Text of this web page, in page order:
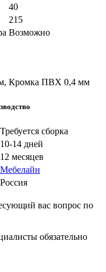
40
215
Возможно
Кромка ПВХ 0,4 мм
Требуется сборка
10-14 дней
12 месяцев
Мебелайн
Россия
вас вопрос по
обязательно